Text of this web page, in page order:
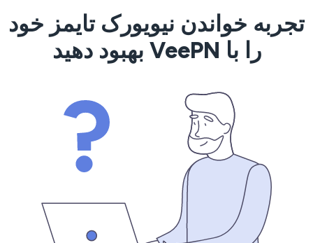
تجربه خواندن نیویورک تایمز خود
را با VeePN بهبود دهید